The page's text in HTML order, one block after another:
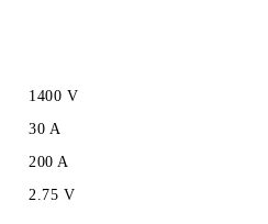
1400 V
30 A
200A
2.75 V